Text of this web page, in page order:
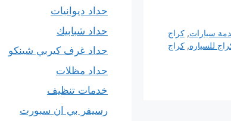
سيارات,كراج
للسياره, كراج
حداد ديوانيات
حداد شبابيك
حداد غرف كيربي شينكو
حداد مظلات
خدمات تنظيف
رسيفر بي ان سبورت